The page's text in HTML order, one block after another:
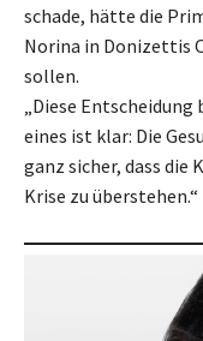
schade, hätte die
Norina in Donizettis
sollen.
„Diese Entscheidung
eines ist klar: Die
ganz sicher, dass die
Krise zu überstehen.“